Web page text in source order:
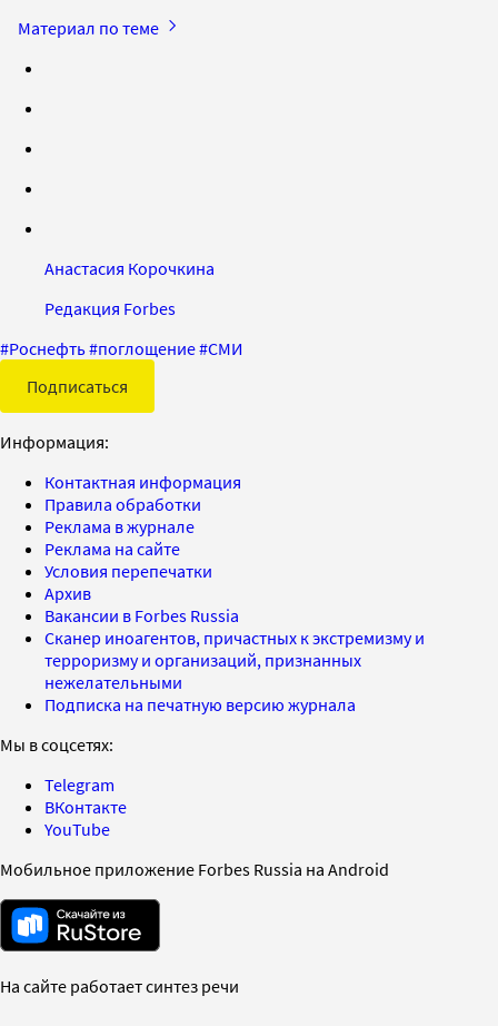
Материал по теме
Анастасия Корочкина
Редакция Forbes
#Роснефть#поглощение#СМИ
Подписаться
Информация:
Контактная информация
Правила обработки
Реклама в журнале
Реклама на сайте
Условия перепечатки
Архив
Вакансии в Forbes Russia
Сканер иноагентов, причастных к экстремизму и
терроризму и организаций, признанных
нежелательными
Подписка на печатную версию журнала
Мы в соцсетях:
Telegram
ВКонтакте
YouTube
Мобильное приложение Forbes Russia на Android
На сайте работает синтез речи